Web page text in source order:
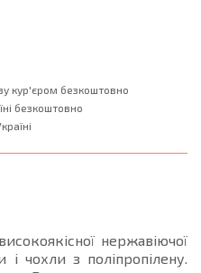
кур'єром безкоштовно
безкоштовно
нержавіючої
і чохли з поліпропілену.